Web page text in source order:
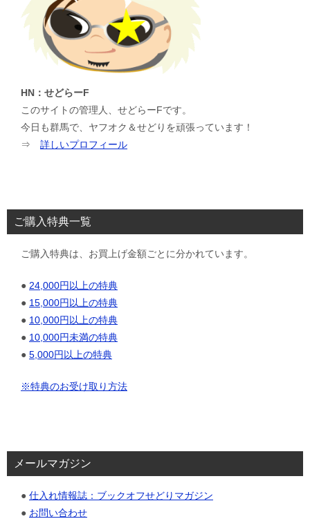
HN：せどらーF
このサイトの管理人、せどらーFです。
今日も群馬で、ヤフオク＆せどりを頑張っています！
⇒ 詳しいプロフィール
ご購入特典一覧
ご購入特典は、お買上げ金額ごとに分かれています。
● 24,000円以上の特典
● 15,000円以上の特典
● 10,000円以上の特典
● 10,000円未満の特典
● 5,000円以上の特典
※特典のお受け取り方法
メールマガジン
● 仕入れ情報誌：ブックオフせどりマガジン
● お問い合わせ